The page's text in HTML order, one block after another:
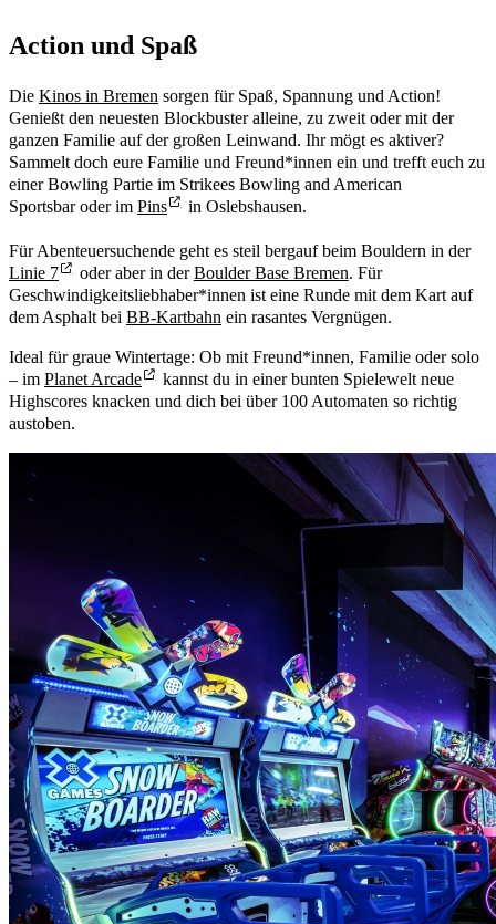
Action und Spaß
Die Kinos in Bremen sorgen für Spaß, Spannung und Action!
Genießt den neuesten Blockbuster alleine, zu zweit oder mit der
ganzen Familie auf der großen Leinwand. Ihr mögt es aktiver?
Sammelt doch eure Familie und Freund*innen ein und trefft euch zu
einer Bowling Partie im Strikees Bowling and American
Sportsbar oder im Pins in Oslebshausen.
Für Abenteuersuchende geht es steil bergauf beim Bouldern in der
Linie 7
oder aber in derBoulder Base Bremen. Für
Geschwindigkeitsliebhaber*innen ist eine Runde mit dem Kart auf
dem Asphalt bei BB-Kartbahn ein rasantes Vergnügen.
Ideal für graue Wintertage: Ob mit Freund*innen, Familie oder solo
– im Planet Arcade
kannst du in einer bunten Spielewelt neue
Highscores knacken und dich bei über 100 Automaten so richtig
austoben.